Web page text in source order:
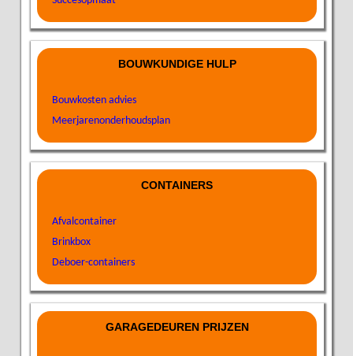
BOUWKUNDIGE HULP
Bouwkosten advies
Meerjarenonderhoudsplan
CONTAINERS
Afvalcontainer
Brinkbox
Deboer-containers
GARAGEDEUREN PRIJZEN